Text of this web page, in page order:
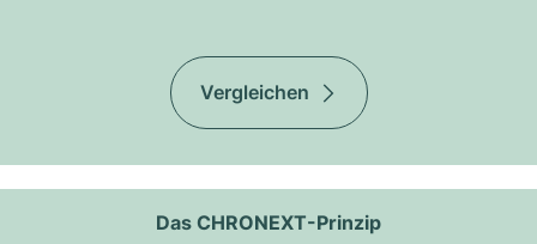
Vergleichen
Das CHRONEXT-Prinzip